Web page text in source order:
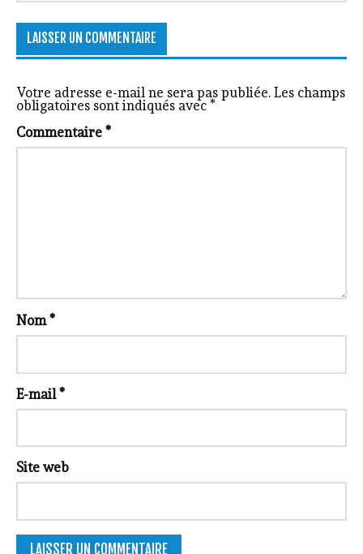
LAISSER UN COMMENTAIRE
Votre adresse e-mail ne sera pas publiée. Les champs
obligatoires sont indiqués avec*
Commentaire*
Nom*
E-mail*
Site web